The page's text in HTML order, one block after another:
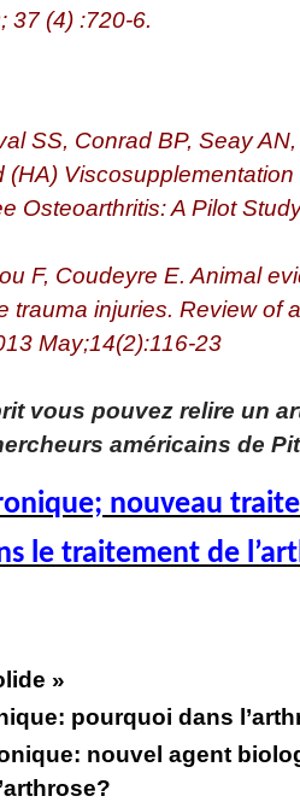
37 (4) :720-6.
SS, Conrad BP, Seay
(HA)
Osteoarthritis: A Pilot
F, Coudeyre E. Animal
trauma injuries. Review of
May;14(2):116-23
vous pouvez relire un
américains de
nouveau
le traitement de
»
pourquoi dans
nouvel agent